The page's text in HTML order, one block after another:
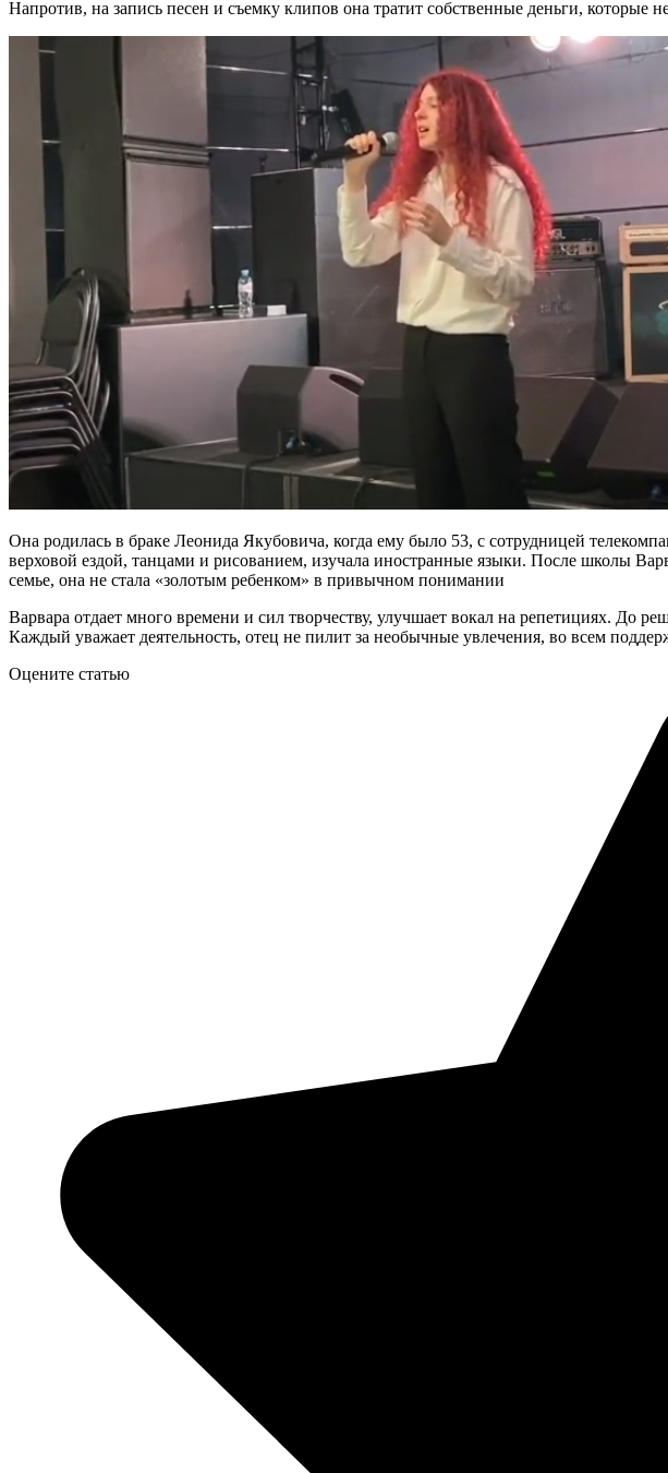
Напротив, на запись песен и съемку клипов она тратит собственные деньги, которые
Она родилась в браке Леонида Якубовича, когда ему было 53, с сотрудницей
верховой ездой, танцами и рисованием, изучала иностранные языки. После школы
семье, она не стала «золотым ребенком» в привычном понимании
Варвара отдает много времени и сил творчеству, улучшает вокал на репетициях. До
Каждый уважает деятельность, отец не пилит за необычные увлечения, во всем
Оцените статью